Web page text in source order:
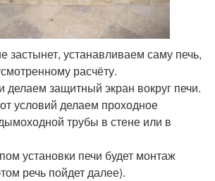
застынет, устанавливаем саму печь,
расчёту.
делаем защитный экран вокруг печи.
условий делаем проходное
трубы в стене или в
установки печи будет монтаж
речь пойдет далее).